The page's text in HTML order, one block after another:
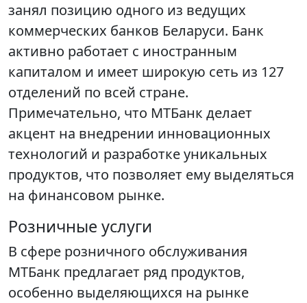
занял позицию одного из ведущих
коммерческих банков Беларуси. Банк
активно работает с иностранным
капиталом и имеет широкую сеть из 127
отделений по всей стране.
Примечательно, что МТБанк делает
акцент на внедрении инновационных
технологий и разработке уникальных
продуктов, что позволяет ему выделяться
на финансовом рынке.
Розничные услуги
В сфере розничного обслуживания
МТБанк предлагает ряд продуктов,
особенно выделяющихся на рынке